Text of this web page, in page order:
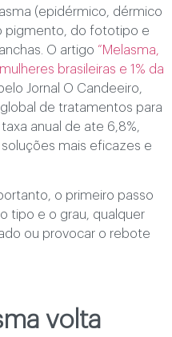
(epidérmico, dérmico
pigmento, do fototipo e
O artigo “Melasma,
brasileiras e 1% da
Jornal O Candeeiro,
de tratamentos para
anual de ate 6,8%,
mais eficazes e
o primeiro passo
tipo e o grau, qualquer
ou provocar o rebote
volta